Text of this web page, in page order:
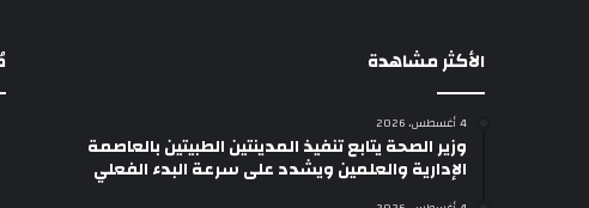
الأكثر مشاهدة
4 أغسطس، 2026
وزير الصحة يتابع تنفيذ المدينتين الطبيتين بالعاصمة
الإدارية والعلمين ويشدد على سرعة البدء الفعلي